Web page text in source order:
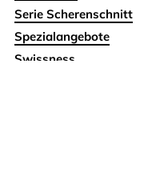
Serie Scherenschnitt
Spezialangebote
Swissness